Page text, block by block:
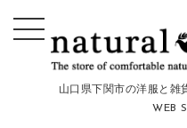
山口県下関市の洋服と雑
WEB